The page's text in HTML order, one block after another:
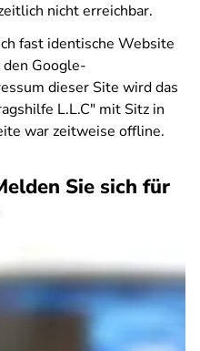
nicht erreichbar.
fast identische Website
Google-
dieser Site wird das
L.L.C" mit Sitz in
war zeitweise offline.
Sie sich für